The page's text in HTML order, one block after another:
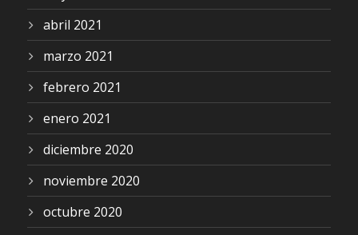
abril 2021
marzo 2021
febrero 2021
enero 2021
diciembre 2020
noviembre 2020
octubre 2020